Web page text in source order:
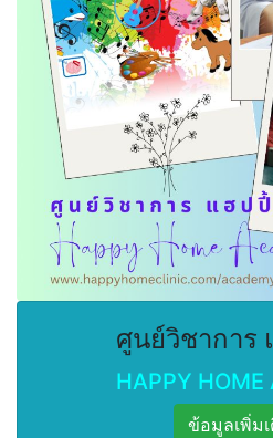
ศูนย์วิชาการ
HAPPY HOME
ข้อมูลเพิ่ม